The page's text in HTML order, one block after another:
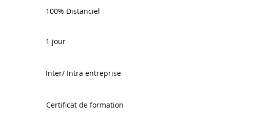
100% Distanciel
1 jour
Inter/ Intra entreprise
Certificat de formation